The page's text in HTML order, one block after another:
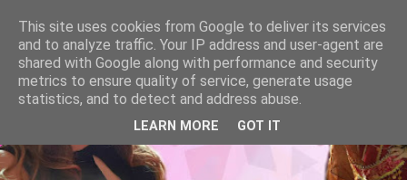
This site uses cookies from Google to deliver its services
and to analyze traffic. Your IP address and user-agent are
shared with Google along with performance and security
metrics to ensure quality of service, generate usage
statistics, and to detect and address abuse.
LEARN MORE GOT IT